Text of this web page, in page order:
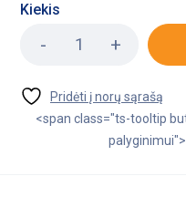
Kiekis
<span class="ts-tooltip